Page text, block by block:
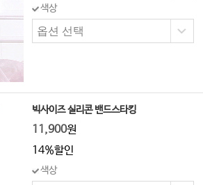
색상
빅사이즈 실리콘 밴드스타킹
11,900원
14%할인
색상